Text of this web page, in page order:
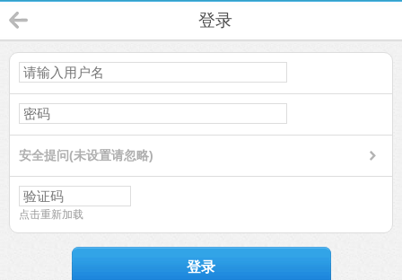
登录
安全提问(未设置请忽略)
点击重新加载
登录